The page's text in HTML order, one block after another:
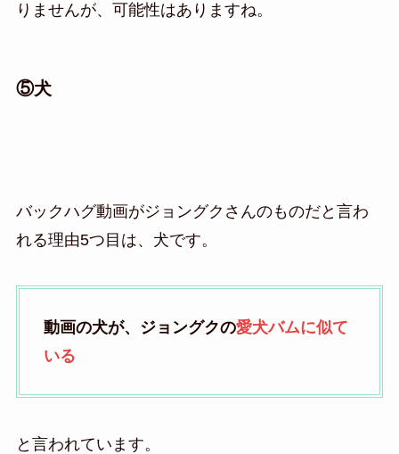
りませんが、可能性はありますね。
⑤犬
バックハグ動画がジョングクさんのものだと言わ
れる理由5つ目は、犬です。
動画の犬が、ジョングクの愛犬バムに似て
いる
と言われています。